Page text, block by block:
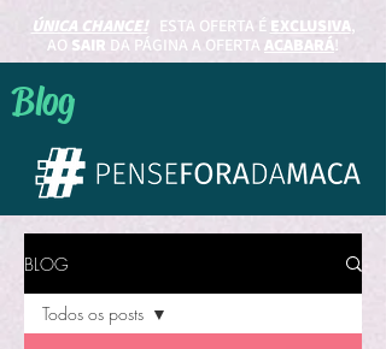
ÚNICA CHANCE!ESTA OFERTA É EXCLUSIVA,
AO SAIR DA PÁGINA A OFERTA ACABARÁ!
Blog
BLOG
Todos os posts